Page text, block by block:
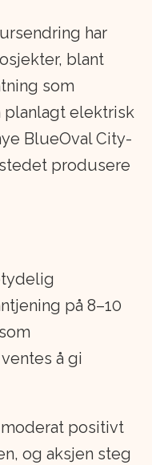
har
blant
som
elektrisk
BlueOval City-
produsere
på 8–10
å gi
positivt
og aksjen steg